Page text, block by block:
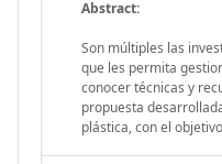
Abstract:
Son múltiples las
que les permita
conocer técnicas y
propuesta
plástica, con el